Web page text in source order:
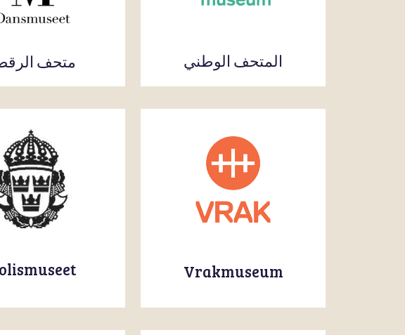
المتحف الوطني متحف
Vrakmuseum